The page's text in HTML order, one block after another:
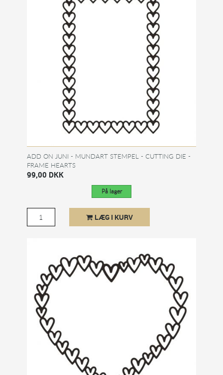
ADD ON JUNI - MUNDART STEMPEL - CUTTING DIE -
FRAME HEARTS
99,00 DKK
På lager
LÆG I KURV